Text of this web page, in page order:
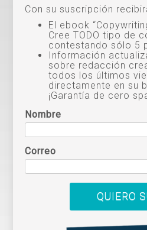
Con su suscripción
El ebook
Cree TODO tipo de
contestando sólo 5
Información
sobre redacción
todos los últimos
directamente en su
¡Garantía de cero
Nombre
Correo